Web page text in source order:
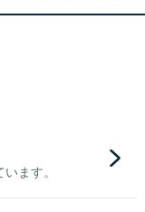
ます。